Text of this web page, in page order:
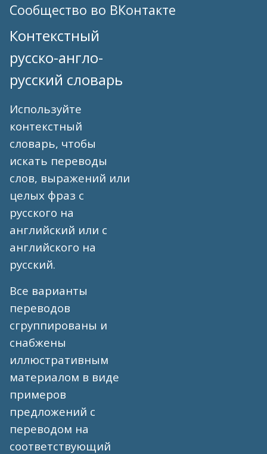
Сообщество во ВКонтакте
Контекстный
русско-англо-
русский словарь
Используйте
контекстный
словарь, чтобы
искать переводы
слов, выражений или
целых фраз с
русского на
английский или с
английского на
русский.
Все варианты
переводов
сгруппированы и
снабжены
иллюстративным
материалом в виде
примеров
предложений с
переводом на
соответствующий